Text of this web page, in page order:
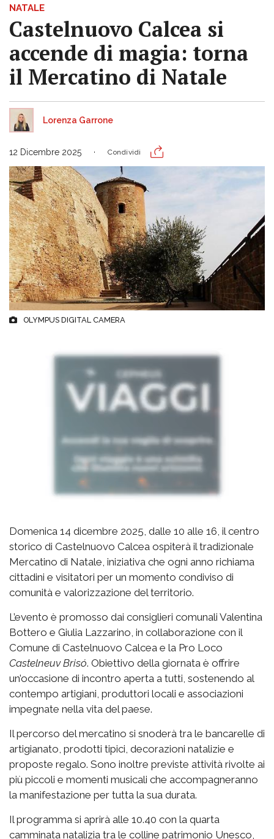
NATALE
Castelnuovo Calcea si
accende di magia: torna
il Mercatino di Natale
Lorenza Garrone
12 Dicembre 2025 Condividi
OLYMPUS DIGITAL CAMERA
Domenica 14 dicembre 2025, dalle 10 alle 16, il centro
storico di Castelnuovo Calcea ospiterà il tradizionale
Mercatino di Natale, iniziativa che ogni anno richiama
cittadini e visitatori per un momento condiviso di
comunità e valorizzazione del territorio.
L’evento è promosso dai consiglieri comunali Valentina
Bottero e Giulia Lazzarino, in collaborazione con il
Comune di Castelnuovo Calcea e la Pro Loco
Castelneuv Brisó. Obiettivo della giornata è offrire
un’occasione di incontro aperta a tutti, sostenendo al
contempo artigiani, produttori locali e associazioni
impegnate nella vita del paese.
Il percorso del mercatino si snoderà tra le bancarelle di
artigianato, prodotti tipici, decorazioni natalizie e
proposte regalo. Sono inoltre previste attività rivolte ai
più piccoli e momenti musicali che accompagneranno
la manifestazione per tutta la sua durata.
Il programma si aprirà alle 10.40 con la quarta
camminata natalizia tra le colline patrimonio Unesco,